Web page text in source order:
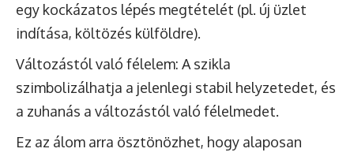
egy kockázatos lépés megtételét (pl. új üzlet
indítása, költözés külföldre).
Változástól való félelem: A szikla
szimbolizálhatja a jelenlegi stabil helyzetedet, és
a zuhanás a változástól való félelmedet.
Ez az álom arra ösztönözhet, hogy alaposan